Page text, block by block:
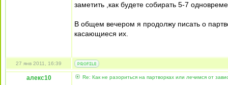
заметить ,как будете собирать 5-7
В общем вечером я продолжу писать о
касающиеся их.
27 янв 2011, 16:39
алекс10 Re: Как не разориться на партворках или лечимся от